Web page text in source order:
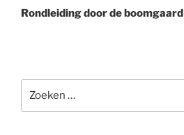
bericht
Rondleiding door de boomgaard
naar: